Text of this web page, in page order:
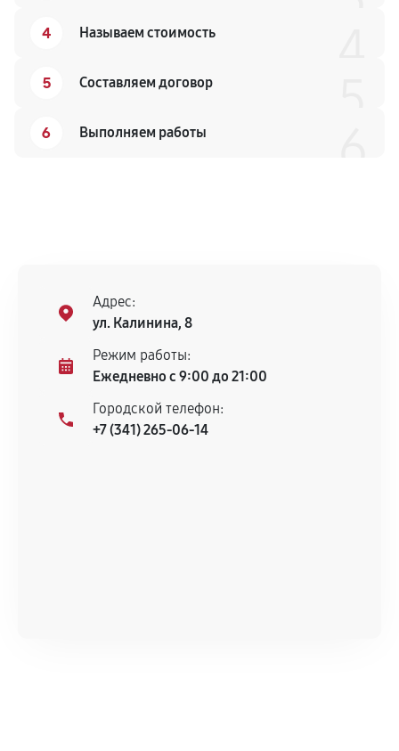
4 Называем стоимость
5 Составляем договор
6 Выполняем работы
Адрес:
ул. Калинина, 8
Режим работы:
Ежедневно с 9:00 до 21:00
Городской телефон:
+7 (341) 265-06-14